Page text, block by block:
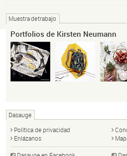
Muestra de trabajo
Portfolios de Kirsten Neumann
Dasauge
Política de privacidad
Enlázanos